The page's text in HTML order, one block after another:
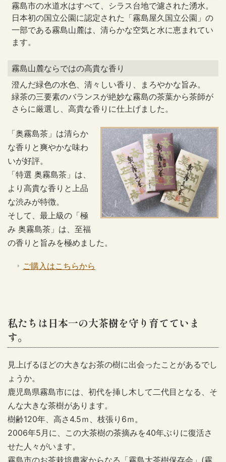
霧島市の水道水はすべて、シラス台地で濾された湧水。
日本初の国立公園に認定された「霧島屋久国立公園」の
一部である霧島山麓は、清らかな空気と水に恵まれてい
ます。
霧島山麓ならではの高貴な香り
澄んだ緑色の水色、清々しい香り、まろやかな旨み。
緑茶の三要素のバランスが絶妙な霧島の茶葉から茶師が
さらに厳選し、高貴な香りに仕上げました。
「奥霧島茶」は清らか
な香りと爽やかな味わ
いが好評。
「特選 奥霧島茶」は、
より高貴な香りと上品
な渋みが特徴。
そして、最上級の「極
み 奥霧島茶」は、至福
の香りと旨みを極めました。
ご購入はこちらから
私たちは日本一の大茶樹を守り育てていま
す。
見上げるほどの大きなお茶の樹に出会ったことがあるでし
ょうか。
鹿児島県霧島市には、初代を挿し木して二代目となる、そ
んな大きな茶樹があります。
樹齢120年、高さ4.5ｍ、枝張り6ｍ。
2006年5月に、この大茶樹の茶摘みを40年ぶりに復活さ
せた人々がいます。
霧島市のお茶栽培農家からなる「霧島大茶樹保存会」(霧